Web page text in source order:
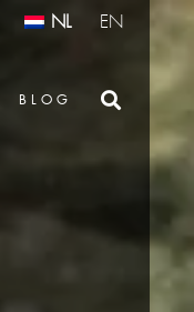
NL EN
BLOG